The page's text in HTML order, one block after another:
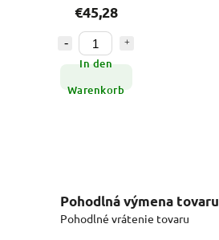
€45,28
In den
Warenkorb
Pohodlná výmena tovaru
Pohodlné vrátenie tovaru